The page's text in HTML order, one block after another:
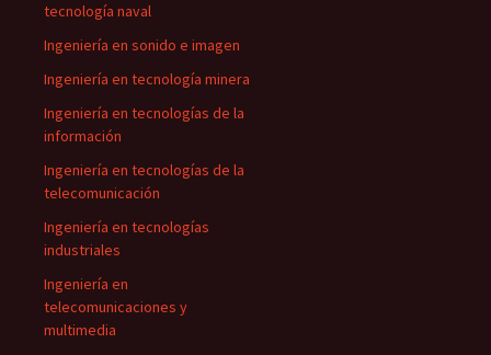
tecnología naval
Ingeniería en sonido e imagen
Ingeniería en tecnología minera
Ingeniería en tecnologías de la
información
Ingeniería en tecnologías de la
telecomunicación
Ingeniería en tecnologías
industriales
Ingeniería en
telecomunicaciones y
multimedia